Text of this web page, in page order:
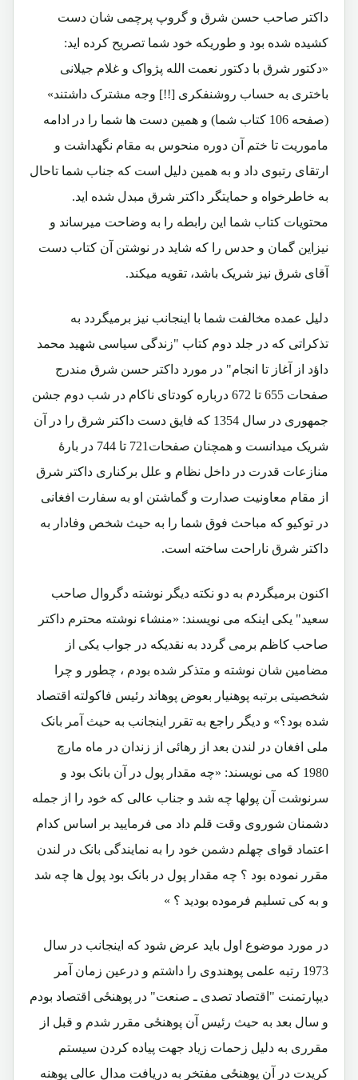
داکتر صاحب حسن شرق و گروپ پرچمی شان دست
کشیده شده بود و طوریکه خود شما تصریح کرده اید:
«دکتور شرق با دکتور نعمت الله پژواک و غلام جیلانی
باختری به حساب روشنفکری [!!] وجه مشترک داشتند»
(صفحه 106 کتاب شما) و همین دست ها شما را در ادامه
ماموریت تا ختم آن دوره منحوس به مقام نگهداشت و
ارتقای رتبوی داد و به همین دلیل است که جناب شما تاحال
به خاطرخواه و حمایتگر داکتر شرق مبدل شده اید.
محتویات کتاب شما این رابطه را به وضاحت میرساند و
نیزاین گمان و حدس را که شاید در نوشتن آن کتاب دست
آقای شرق نیز شریک باشد، تقویه میکند.
دلیل عمده مخالفت شما با اینجانب نیز برمیگردد به
تذکراتی که در جلد دوم کتاب "زندگی سیاسی شهید محمد
داؤد از آغاز تا انجام" در مورد داکتر حسن شرق مندرج
صفحات 655 تا 672 درباره کودتای ناکام در شب دوم جشن
جمهوری در سال 1354 که فایق دست داکتر شرق را در آن
شریک میدانست و همچنان صفحات721 تا 744 در بارۀ
منازعات قدرت در داخل نظام و علل برکناری داکتر شرق
از مقام معاونیت صدارت و گماشتن او به سفارت افغانی
در توکیو که مباحث فوق شما را به حیث شخص وفادار به
داکتر شرق ناراحت ساخته است.
اکنون برمیگردم به دو نکته دیگر نوشته دگروال صاحب
سعید" یکی اینکه می نویسند: «منشاء نوشته محترم داکتر
صاحب کاظم برمی گردد به نقدیکه در جواب یکی از
مضامین شان نوشته و متذکر شده بودم ، چطور و چرا
شخصیتی برتبه پوهنیار بعوض پوهاند رئیس فاکولته اقتصاد
شده بود؟» و دیگر راجع به تقرر اینجانب به حیث آمر بانک
ملی افغان در لندن بعد از رهائی از زندان در ماه مارچ
1980 که می نویسند: «چه مقدار پول در آن بانک بود و
سرنوشت آن پولها چه شد و جناب عالی که خود را از جمله
دشمنان شوروی وقت قلم داد می فرمایید بر اساس کدام
اعتماد قوای چهلم دشمن خود را به نمایندگی بانک در لندن
مقرر نموده بود ؟ چه مقدار پول در بانک بود پول ها چه شد
و به کی تسلیم فرموده بودید ؟ »
در مورد موضوع اول باید عرض شود که اینجانب در سال
1973 رتبه علمی پوهندوی را داشتم و درعین زمان آمر
دیپارتمنت "اقتصاد تصدی ـ صنعت" در پوهنځی اقتصاد بودم
و سال بعد به حیث رئیس آن پوهنځی مقرر شدم و قبل از
مقرری به دلیل زحمات زیاد جهت پیاده کردن سیستم
کریدت در آن پوهنځی مفتخر به دریافت مدال عالی پوهنه